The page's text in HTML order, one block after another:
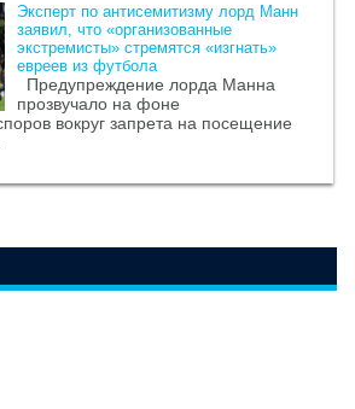
Эксперт по антисемитизму лорд Манн
заявил, что «организованные
экстремисты» стремятся «изгнать»
евреев из футбола
Предупреждение лорда Манна
прозвучало на фоне
вокруг запрета на посещение